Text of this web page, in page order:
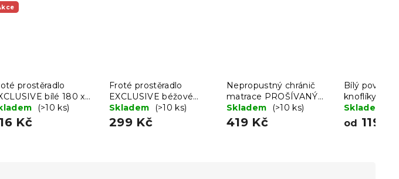
prostěradlo
bílé 180 x
cm
(>10 ks)
Kč
Froté prostěradlo
EXCLUSIVE béžové
160x200 cm
Skladem (>10 ks)
299 Kč
Nepropustný chránič
matrace PROŠÍVANÝ
160 x 200 cm
Skladem (>10 ks)
419 Kč
Bílý povlak
knoflíky
Skladem
od 119